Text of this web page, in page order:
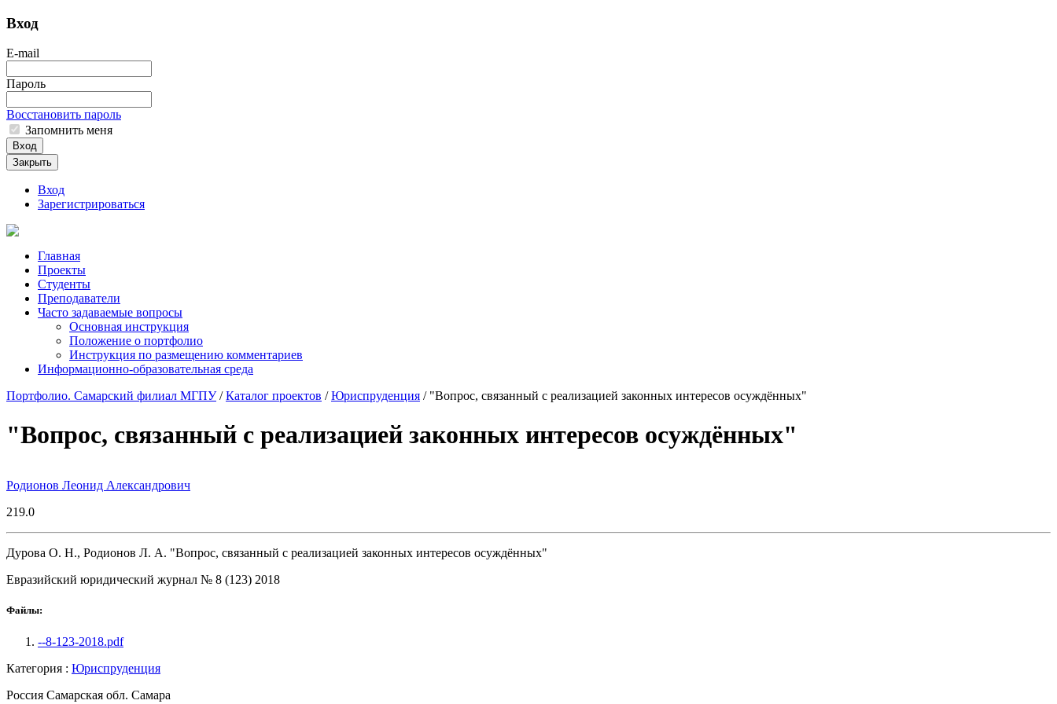
Вход
E-mail
Пароль
Восстановить пароль
Запомнить меня
Вход
Закрыть
Вход
Зарегистрироваться
Главная
Проекты
Студенты
Преподаватели
Часто задаваемые вопросы
Основная инструкция
Положение о портфолио
Инструкция по размещению комментариев
Информационно-образовательная среда
Портфолио. Самарский филиал МГПУ/Каталог проектов /Юриспруденция / "Вопрос, связанный с реализацией законных интересов осуждённых"
"Вопрос, связанный с реализацией законных интересов осуждённых"
Родионов Леонид Александрович
219.0
Дурова О. Н., Родионов Л. А. "Вопрос, связанный с реализацией законных интересов осуждённых"
Евразийский юридический журнал № 8 (123) 2018
Файлы:
--8-123-2018.pdf
Категория : Юриспруденция
Россия Самарская обл. Самара